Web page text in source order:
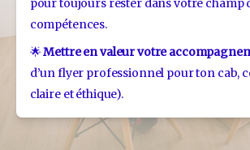
pour toujours rester dans votre champ
compétences.
🌟 Mettre en valeur votre
d’un flyer professionnel pour ton cab,
claire et éthique).